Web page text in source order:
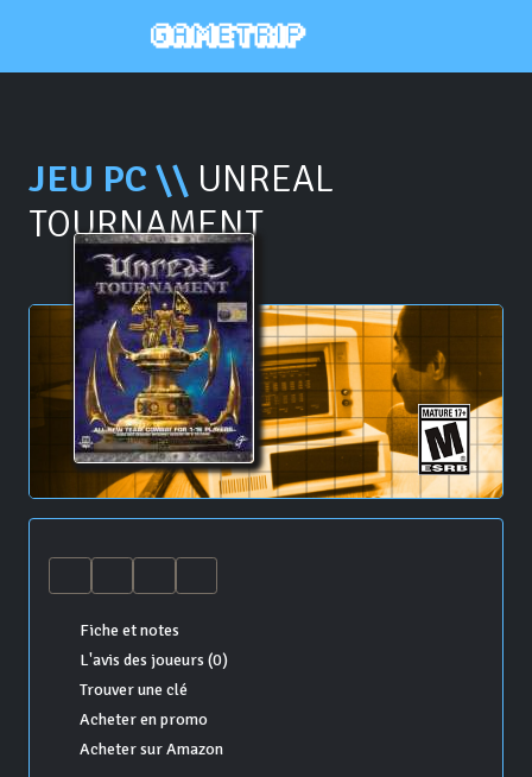
JEU PC \\ UNREAL
TOURNAMENT
Fiche et notes
L'avis des joueurs (0)
Trouver une clé
Acheter en promo
Acheter sur Amazon